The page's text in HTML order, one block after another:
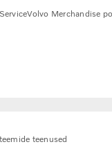
Volvo Merchandise
teenused